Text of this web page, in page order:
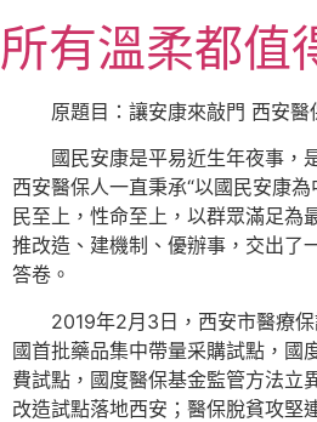
至
主所有溫柔都值
原題目：讓安康來敲門 西安
國民安康是平易近生年夜事，
西安醫保人一直秉承“以國民安康
民至上，性命至上，以群眾滿足為
推改造、建機制、優辦事，交出了
答卷。
2019年2月3日，西安市醫療
國首批藥品集中帶量采購試點，國
費試點，國度醫保基金監管方法立
改造試點落地西安；醫保脫貧攻堅